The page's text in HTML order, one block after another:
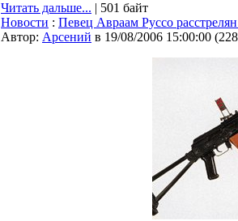
Читать дальше... | 501 байт
Новости : Певец Авраам Руссо
Автор: Арсений в 19/08/2006 15:00:00 (